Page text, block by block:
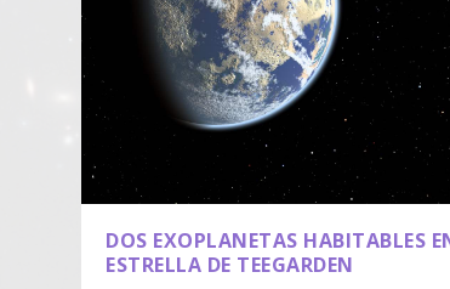
DOS EXOPLANETAS HABITABLES
ESTRELLA DE TEEGARDEN